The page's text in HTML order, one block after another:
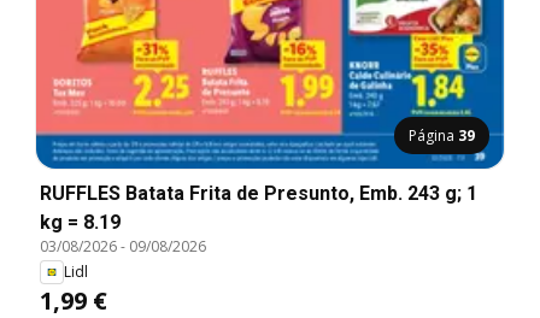
Página 39
RUFFLES Batata Frita de Presunto, Emb. 243 g; 1
kg = 8.19
03/08/2026- 09/08/2026
Lidl
1,99 €